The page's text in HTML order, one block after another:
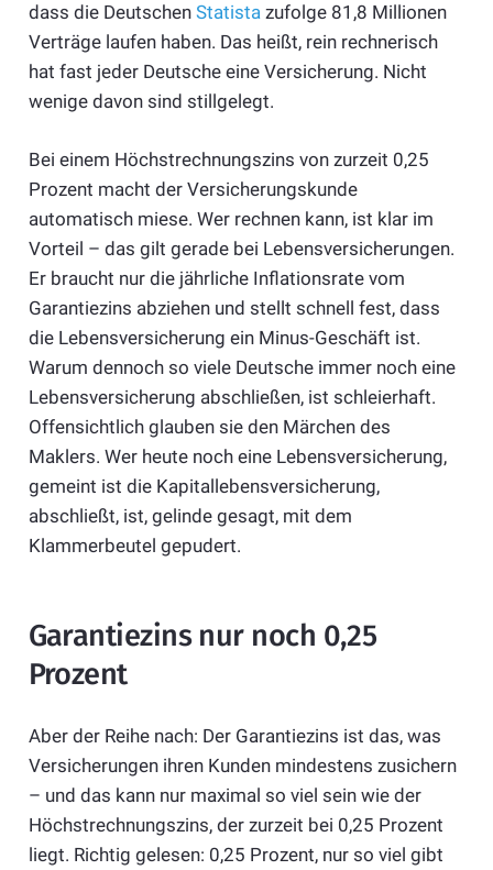
dass die Deutschen Statistazufolge 81,8 Millionen
Verträge laufen haben. Das heißt, rein rechnerisch
hat fast jeder Deutsche eine Versicherung. Nicht
wenige davon sind stillgelegt.
Bei einem Höchstrechnungszins von zurzeit 0,25
Prozent macht der Versicherungskunde
automatisch miese. Wer rechnen kann, ist klar im
Vorteil – das gilt gerade bei Lebensversicherungen.
Er braucht nur die jährliche Inflationsrate vom
Garantiezins abziehen und stellt schnell fest, dass
die Lebensversicherung ein Minus-Geschäft ist.
Warum dennoch so viele Deutsche immer noch eine
Lebensversicherung abschließen, ist schleierhaft.
Offensichtlich glauben sie den Märchen des
Maklers. Wer heute noch eine Lebensversicherung,
gemeint ist die Kapitallebensversicherung,
abschließt, ist, gelinde gesagt, mit dem
Klammerbeutel gepudert.
Garantiezins nur noch 0,25
Prozent
Aber der Reihe nach: Der Garantiezins ist das, was
Versicherungen ihren Kunden mindestens zusichern
– und das kann nur maximal so viel sein wie der
Höchstrechnungszins, der zurzeit bei 0,25 Prozent
liegt. Richtig gelesen: 0,25 Prozent, nur so viel gibt